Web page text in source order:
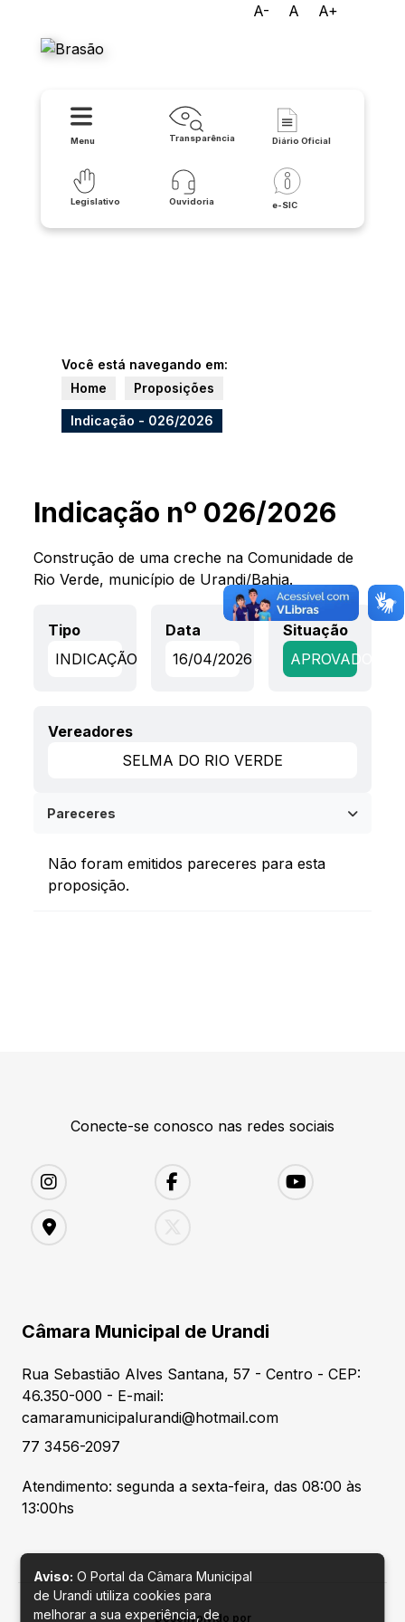
A- A A+
Menu Transparência Diário Oficial
Legislativo Ouvidoria e-SIC
Você está navegando em:
Home
Proposições
Indicação - 026/2026
Indicação nº 026/2026
Construção de uma creche na Comunidade de
Rio Verde, município de Urandi/Bahia.
Tipo
INDICAÇÃO
Data
16/04/2026
Situação
APROVADO
Vereadores
SELMA DO RIO VERDE
Pareceres
Não foram emitidos pareceres para esta
proposição.
Conecte-se conosco nas redes sociais
Câmara Municipal de Urandi
Rua Sebastião Alves Santana, 57 - Centro - CEP:
46.350-000 - E-mail:
camaramunicipalurandi@hotmail.com
77 3456-2097
Atendimento: segunda a sexta-feira, das 08:00 às
13:00hs
Desenvolvido por
Aviso: O Portal da Câmara Municipal
de Urandi utiliza cookies para
melhorar a sua experiência, de